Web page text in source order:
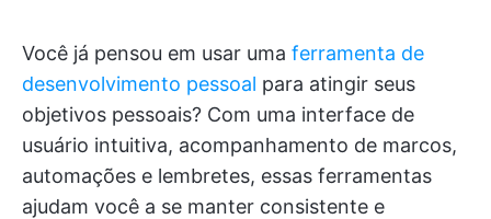
Você já pensou em usar uma ferramenta de
desenvolvimento pessoal para atingir seus
objetivos pessoais? Com uma interface de
usuário intuitiva, acompanhamento de marcos,
automações e lembretes, essas ferramentas
ajudam você a se manter consistente e